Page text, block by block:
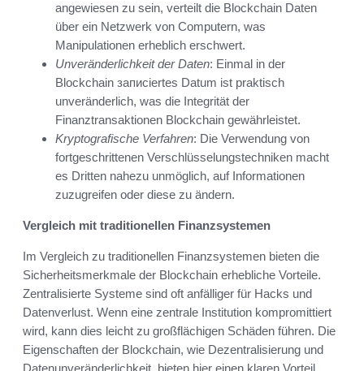
angewiesen zu sein, verteilt die Blockchain Daten
über ein Netzwerk von Computern, was
Manipulationen erheblich erschwert.
Unveränderlichkeit der Daten: Einmal in der
Blockchain записiertes Datum ist praktisch
unveränderlich, was die Integrität der
Finanztransaktionen Blockchain gewährleistet.
Kryptografische Verfahren: Die Verwendung von
fortgeschrittenen Verschlüsselungstechniken macht
es Dritten nahezu unmöglich, auf Informationen
zuzugreifen oder diese zu ändern.
Vergleich mit traditionellen Finanzsystemen
Im Vergleich zu traditionellen Finanzsystemen bieten die
Sicherheitsmerkmale der Blockchain erhebliche Vorteile.
Zentralisierte Systeme sind oft anfälliger für Hacks und
Datenverlust. Wenn eine zentrale Institution kompromittiert
wird, kann dies leicht zu großflächigen Schäden führen. Die
Eigenschaften der Blockchain, wie Dezentralisierung und